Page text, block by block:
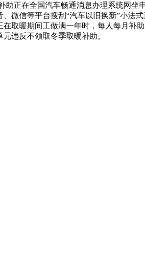
正在全国汽车畅通消息办理系统网坐
微信等平台搜刮“汽车以旧换新”小法
取暖期间工做满一年时，每人每月补
违反不领取冬季取暖补助。